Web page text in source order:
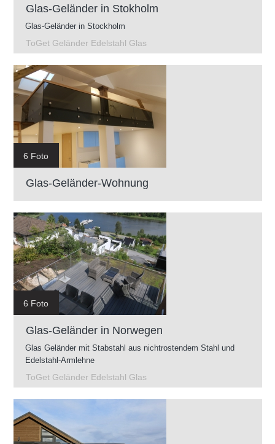
Glas-Geländer in Stokholm
Glas-Geländer in Stockholm
ToGet Geländer Edelstahl Glas
6 Foto
Glas-Geländer-Wohnung
6 Foto
Glas-Geländer in Norwegen
Glas Geländer mit Stabstahl aus nichtrostendem Stahl und
Edelstahl-Armlehne
ToGet Geländer Edelstahl Glas